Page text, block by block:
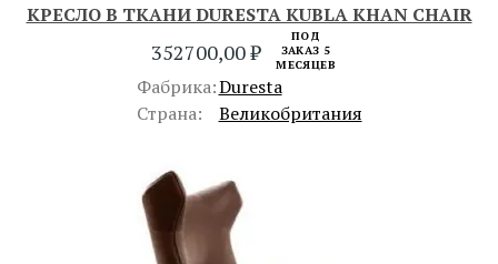
КРЕСЛО В ТКАНИ DURESTA KUBLA KHAN CHAIR
352700,00₽
ПОД
ЗАКАЗ 5
МЕСЯЦЕВ
Фабрика:Duresta
Страна:
Великобритания